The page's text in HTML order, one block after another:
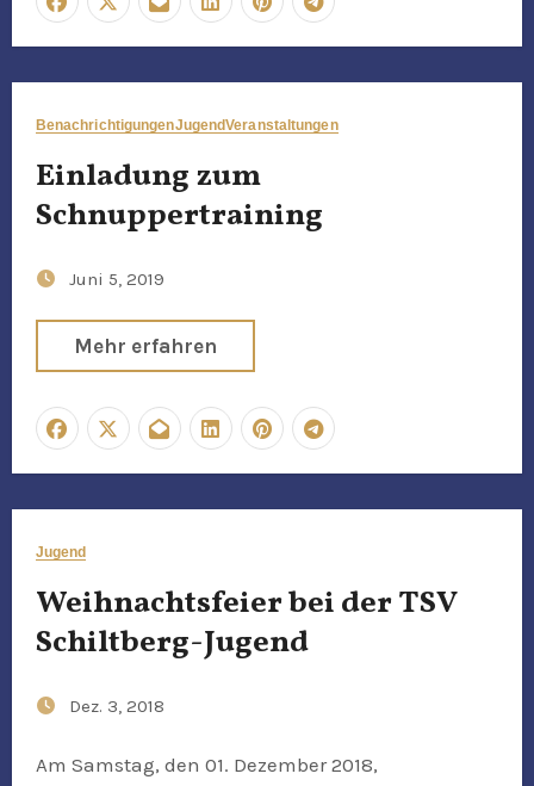
BenachrichtigungenJugendVeranstaltungen
Einladung zum
Schnuppertraining
Juni 5, 2019
Mehr erfahren
Jugend
Weihnachtsfeier bei der TSV
Schiltberg-Jugend
Dez. 3, 2018
Am Samstag, den 01. Dezember 2018,